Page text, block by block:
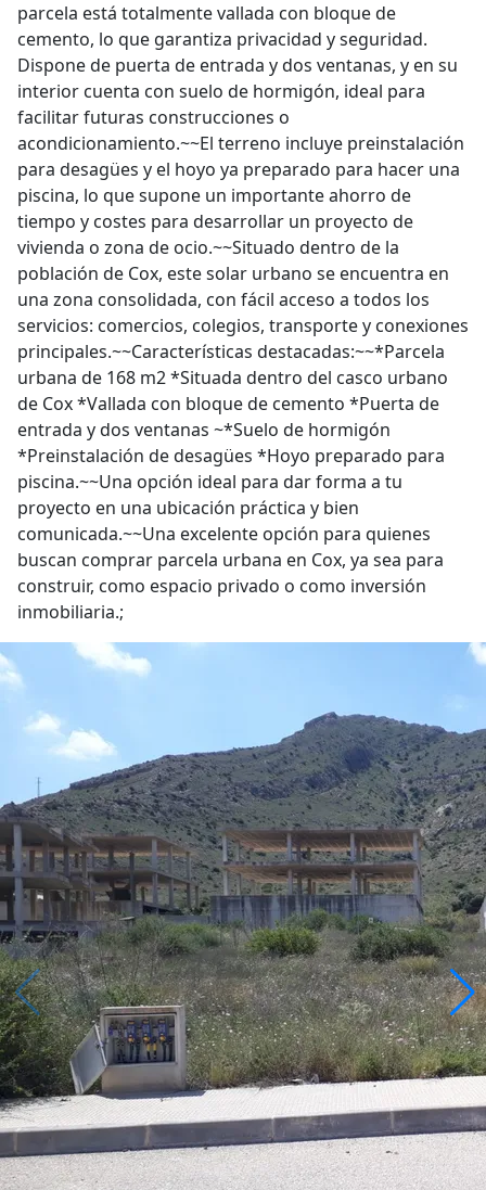
parcela está totalmente vallada con bloque de
cemento, lo que garantiza privacidad y seguridad.
Dispone de puerta de entrada y dos ventanas, y en su
interior cuenta con suelo de hormigón, ideal para
facilitar futuras construcciones o
acondicionamiento.~~El terreno incluye preinstalación
para desagües y el hoyo ya preparado para hacer una
piscina, lo que supone un importante ahorro de
tiempo y costes para desarrollar un proyecto de
vivienda o zona de ocio.~~Situado dentro de la
población de Cox, este solar urbano se encuentra en
una zona consolidada, con fácil acceso a todos los
servicios: comercios, colegios, transporte y conexiones
principales.~~Características destacadas:~~*Parcela
urbana de 168 m2 *Situada dentro del casco urbano
de Cox *Vallada con bloque de cemento *Puerta de
entrada y dos ventanas ~*Suelo de hormigón
*Preinstalación de desagües *Hoyo preparado para
piscina.~~Una opción ideal para dar forma a tu
proyecto en una ubicación práctica y bien
comunicada.~~Una excelente opción para quienes
buscan comprar parcela urbana en Cox, ya sea para
construir, como espacio privado o como inversión
inmobiliaria.;